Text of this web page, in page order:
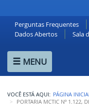
Ministério de Minas e Energia
Ministério do Meio Ambiente
Perguntas Frequentes
Dados Abertos
Sala
MENU
VOCÊ ESTÁ AQUI: PÁGINA
PORTARIA MCTIC Nº 1.122,